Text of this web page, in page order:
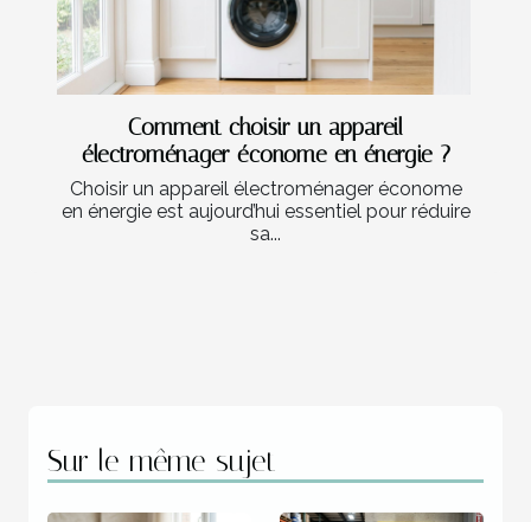
Comment choisir un appareil
électroménager économe en énergie ?
Choisir un appareil électroménager économe
en énergie est aujourd’hui essentiel pour réduire
sa...
Sur le même sujet